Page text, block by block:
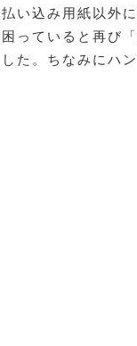
い込み用紙以外
っていると再び
した。ちなみにハ